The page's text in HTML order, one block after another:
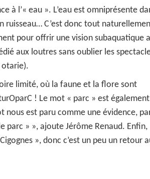
à l’« eau ». L’eau est omniprésente
ruisseau… C’est donc tout
pour offrir une vision subaquatique
aux loutres sans oublier les
otarie).
limité, où la faune et la flore sont
! Le mot « parc » est également
nous est paru comme une évidence,
parc » », ajoute Jérôme Renaud. Enfin,
», donc c’est un peu un retour